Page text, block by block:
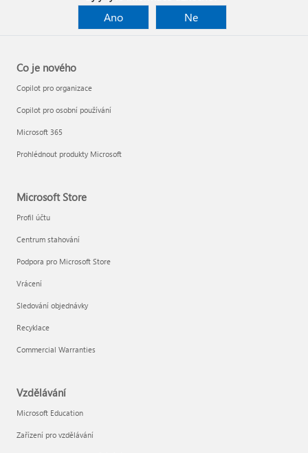
Ano
Ne
Co je nového
Copilot pro organizace
Copilot pro osobní používání
Microsoft 365
Prohlédnout produkty Microsoft
Microsoft Store
Profil účtu
Centrum stahování
Podpora pro Microsoft Store
Vrácení
Sledování objednávky
Recyklace
Commercial Warranties
Vzdělávání
Microsoft Education
Zařízení pro vzdělávání